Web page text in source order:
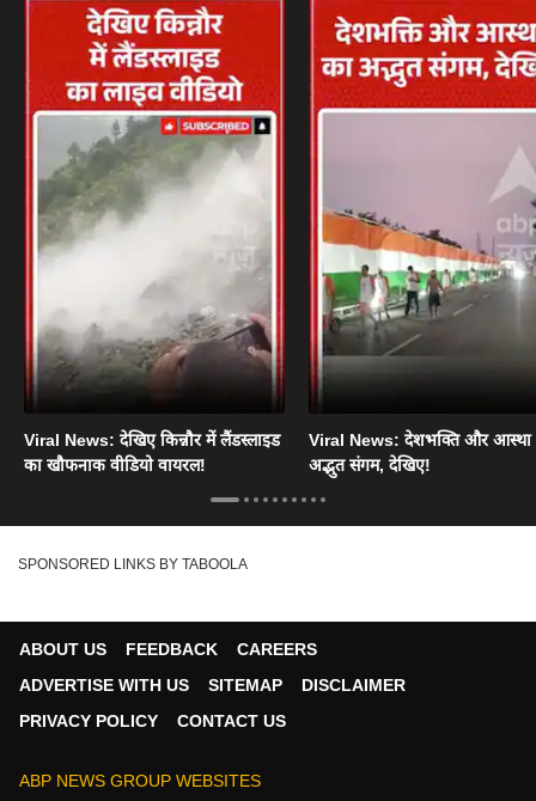
Viral News: देखिए किन्नौर में लैंडस्लाइड
का खौफनाक वीडियो वायरल!
Viral News: देशभक्ति और आस्था
अद्भुत संगम, देखिए!
SPONSORED LINKS BY TABOOLA
ABOUT US FEEDBACK
CAREERS
ADVERTISE WITH US
SITEMAP
DISCLAIMER
PRIVACY POLICY
CONTACT US
ABP NEWS GROUP WEBSITES